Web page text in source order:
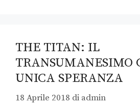
THE TITAN: IL
TRANSUMANESIMO
UNICA SPERANZA
18 Aprile 2018 di admin